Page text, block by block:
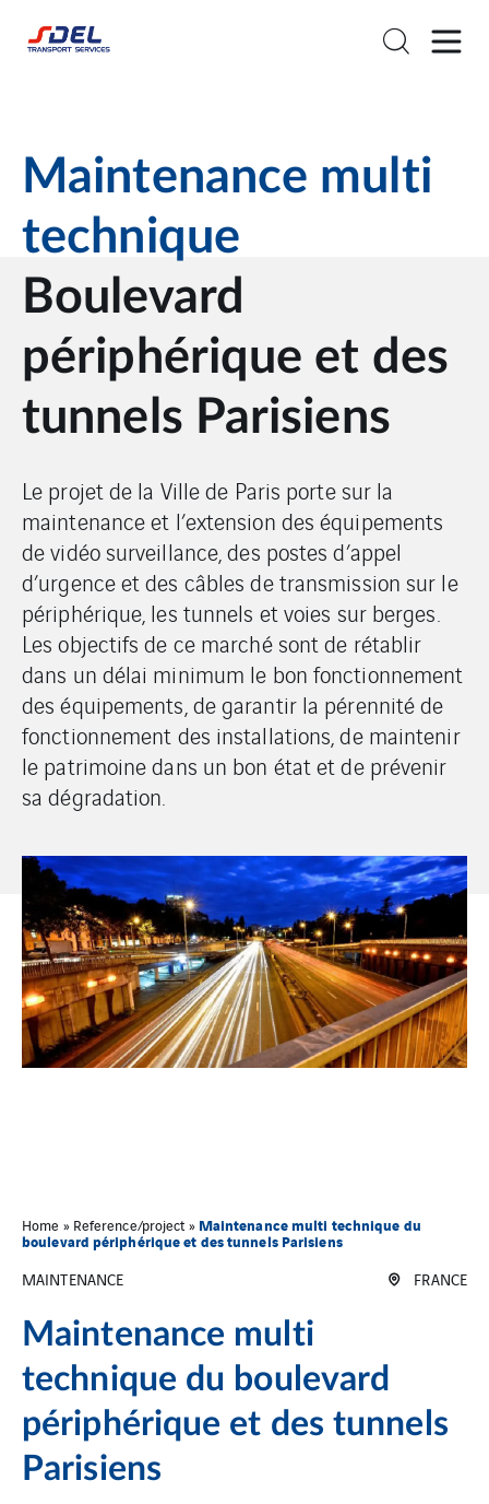
Maintenance multi
technique
Boulevard
périphérique et des
tunnels Parisiens
Le projet de la Ville de Paris porte sur la
maintenance et l’extension des équipements
de vidéo surveillance, des postes d’appel
d’urgence et des câbles de transmission sur le
périphérique, les tunnels et voies sur berges.
Les objectifs de ce marché sont de rétablir
dans un délai minimum le bon fonctionnement
des équipements, de garantir la pérennité de
fonctionnement des installations, de maintenir
le patrimoine dans un bon état et de prévenir
sa dégradation.
Home » Reference/project» Maintenance multi technique du
boulevard périphérique et des tunnels Parisiens
MAINTENANCE
FRANCE
Maintenance multi
technique du boulevard
périphérique et des tunnels
Parisiens